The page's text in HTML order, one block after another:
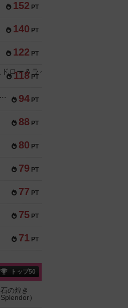
152 PT
140 PT
122 PT
118 PT
ト
94 PT
ファースト・イン・フライト
88 PT
80 PT
79 PT
77 PT
75 PT
71 PT
トップ50